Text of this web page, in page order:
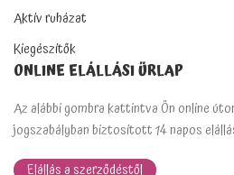
Aktív ruházat
Kiegészítők
ONLINE ELÁLLÁSI ŰRLAP
Az alábbi gombra kattintva Ön online
jogszabályban biztosított 14 napos
Elállás a szerződéstől